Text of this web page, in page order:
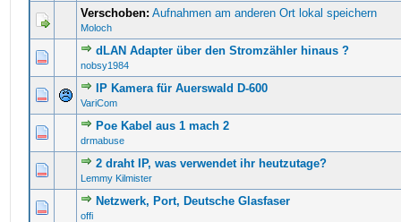
Verschoben: Aufnahmen am anderen Ort lokal speichern
Moloch
dLAN Adapter über den Stromzähler hinaus ?
nobsy1984
0 Bewertung(en) - 0 von 5 durchschnittlich
12345
IP Kamera für Auerswald D-600
VariCom
0 Bewertung(en) - 0 von 5 durchschnittlich
12345
Poe Kabel aus 1 mach 2
drmabuse
0 Bewertung(en) - 0 von 5 durchschnittlich
12 345
2 draht IP, was verwendet ihr heutzutage?
Lemmy Kilmister
0 Bewertung(en) - 0 von 5 durchschnittlich
1 2 345
Netzwerk, Port, Deutsche Glasfaser
offi
0 Bewertung(en) - 0 von 5 durchschnittlich
12 3 45